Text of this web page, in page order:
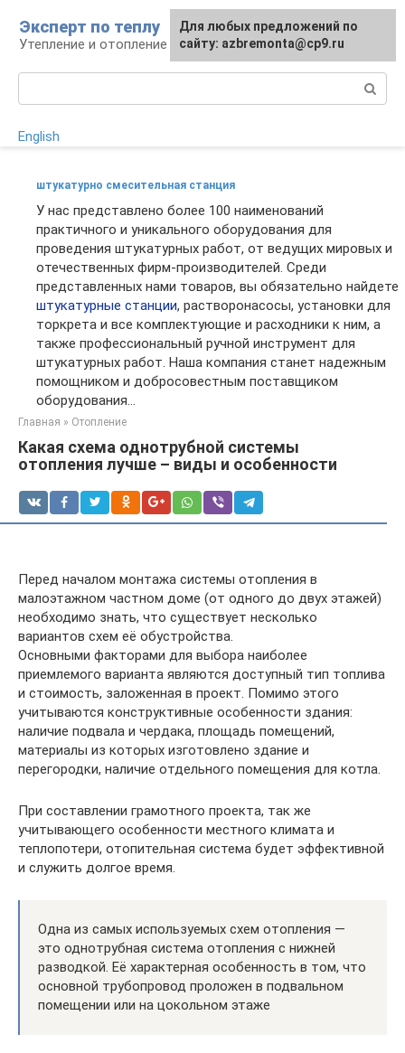
контенту
Эксперт по теплу
Утепление и отопление
English
штукатурно смесительная станция
У нас представлено более 100 наименований
практичного и уникального оборудования для
проведения штукатурных работ, от ведущих мировых и
отечественных фирм-производителей. Среди
представленных нами товаров, вы обязательно найдете
штукатурные станции, растворонасосы, установки для
торкрета и все комплектующие и расходники к ним, а
также профессиональный ручной инструмент для
штукатурных работ. Наша компания станет надежным
помощником и добросовестным поставщиком
оборудования...
Главная » Отопление
Какая схема однотрубной системы
отопления лучше – виды и особенности
Перед началом монтажа системы отопления в
малоэтажном частном доме (от одного до двух этажей)
необходимо знать, что существует несколько
вариантов схем её обустройства.
Основными факторами для выбора наиболее
приемлемого варианта являются доступный тип топлива
и стоимость, заложенная в проект. Помимо этого
учитываются конструктивные особенности здания:
наличие подвала и чердака, площадь помещений,
материалы из которых изготовлено здание и
перегородки, наличие отдельного помещения для котла.
При составлении грамотного проекта, так же
учитывающего особенности местного климата и
теплопотери, отопительная система будет эффективной
и служить долгое время.
Одна из самых используемых схем отопления —
это однотрубная система отопления с нижней
разводкой. Её характерная особенность в том, что
основной трубопровод проложен в подвальном
помещении или на цокольном этаже
Для любых предложений по
сайту: azbremonta@cp9.ru